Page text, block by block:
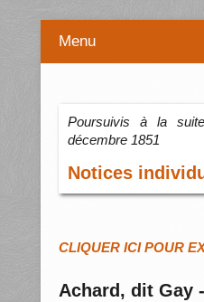
Menu
Poursuivis à la
décembre 1851
Notices
CLIQUER ICI POUR
Achard, dit Gay